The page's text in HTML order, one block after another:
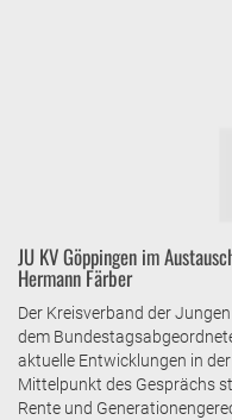
JU KV Göppingen im
Hermann Färber
Der Kreisverband der
dem
aktuelle Entwicklungen in
Mittelpunkt des Gesprächs
Rente und